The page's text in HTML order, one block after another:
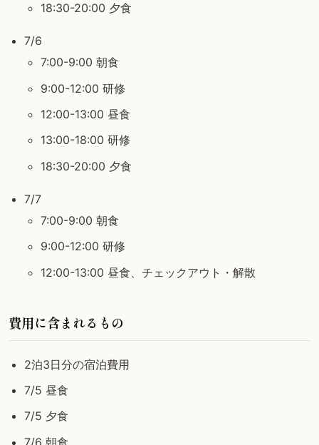
18:30-20:00 夕食
7/6
7:00-9:00 朝食
9:00-12:00 研修
12:00-13:00 昼食
13:00-18:00 研修
18:30-20:00 夕食
7/7
7:00-9:00 朝食
9:00-12:00 研修
12:00-13:00 昼食、チェックアウト・解散
費用に含まれるもの
2泊3日分の宿泊費用
7/5 昼食
7/5 夕食
7/6 朝食